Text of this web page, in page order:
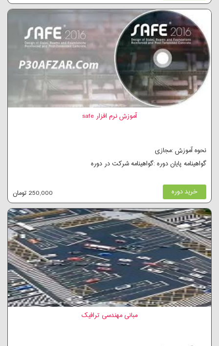
آموزش نرم افزار safe
نحوه آموزش :مجازی
گواهینامه پایان دوره :گواهینامه شرکت در دوره
خرید دوره 250,000 تومان
مبانی مهندسی ترافیک